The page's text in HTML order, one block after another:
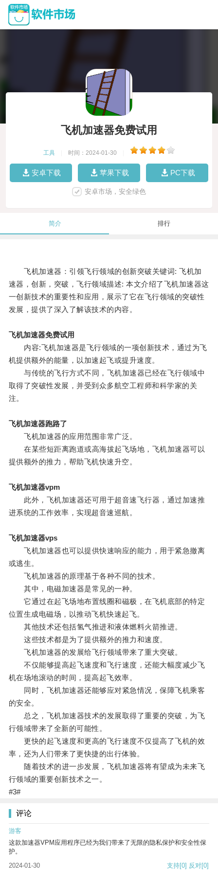
飞机加速器免费试用
工具 时间：2024-01-30
安卓下载 苹果下载 PC下载
安卓市场，安全绿色
简介 排行
飞机加速器：引领飞行领域的创新突破关键词: 飞机加
速器，创新，突破，飞行领域描述: 本文介绍了飞机加速器这
一创新技术的重要性和应用，展示了它在飞行领域的突破性
发展，提供了深入了解该技术的内容。
飞机加速器免费试用
内容:飞机加速器是飞行领域的一项创新技术，通过为飞
机提供额外的能量，以加速起飞或提升速度。
与传统的飞行方式不同，飞机加速器已经在飞行领域中
取得了突破性发展，并受到众多航空工程师和科学家的关
注。
飞机加速器跑路了
飞机加速器的应用范围非常广泛。
在某些短距离跑道或高海拔起飞场地，飞机加速器可以
提供额外的推力，帮助飞机快速升空。
飞机加速器vpm
此外，飞机加速器还可用于超音速飞行器，通过加速推
进系统的工作效率，实现超音速巡航。
飞机加速器vps
飞机加速器也可以提供快速响应的能力，用于紧急撤离
或逃生。
飞机加速器的原理基于各种不同的技术。
其中，电磁加速器是常见的一种。
它通过在起飞场地布置线圈和磁极，在飞机底部的特定
位置生成电磁场，以推动飞机快速起飞。
其他技术还包括氢气推进和液体燃料火箭推进。
这些技术都是为了提供额外的推力和速度。
飞机加速器的发展给飞行领域带来了重大突破。
不仅能够提高起飞速度和飞行速度，还能大幅度减少飞
机在场地滚动的时间，提高起飞效率。
同时，飞机加速器还能够应对紧急情况，保障飞机乘客
的安全。
总之，飞机加速器技术的发展取得了重要的突破，为飞
行领域带来了全新的可能性。
更快的起飞速度和更高的飞行速度不仅提高了飞机的效
率，还为人们带来了更快捷的出行体验。
随着技术的进一步发展，飞机加速器将有望成为未来飞
行领域的重要创新技术之一。
#3#
评论
游客
这款加速器VPM应用程序已经为我们带来了无限的隐私保护和安全性保
护。
2024-01-30
支持[0] 反对[0]